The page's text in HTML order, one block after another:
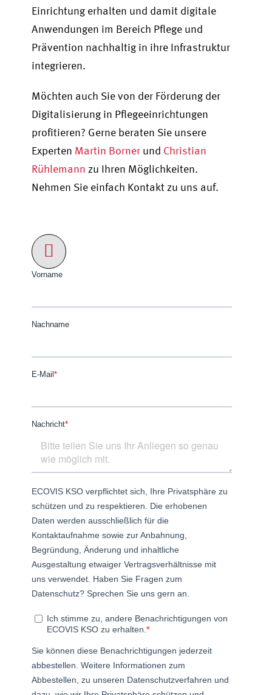
Einrichtung erhalten und damit digitale
Anwendungen im Bereich Pflege und
Prävention nachhaltig in ihre Infrastruktur
integrieren.
Möchten auch Sie von der Förderung der
Digitalisierung in Pflegeeinrichtungen
profitieren? Gerne beraten Sie unsere
Experten Martin Borner und Christian
Rühlemann zu Ihren Möglichkeiten.
Nehmen Sie einfach Kontakt zu uns auf.